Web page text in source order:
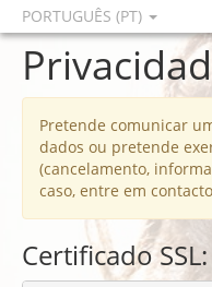
PORTUGUÊS (PT)
Pretende comunicar
dados ou pretende
(cancelamento,
caso, entre em
Certificado SSL: